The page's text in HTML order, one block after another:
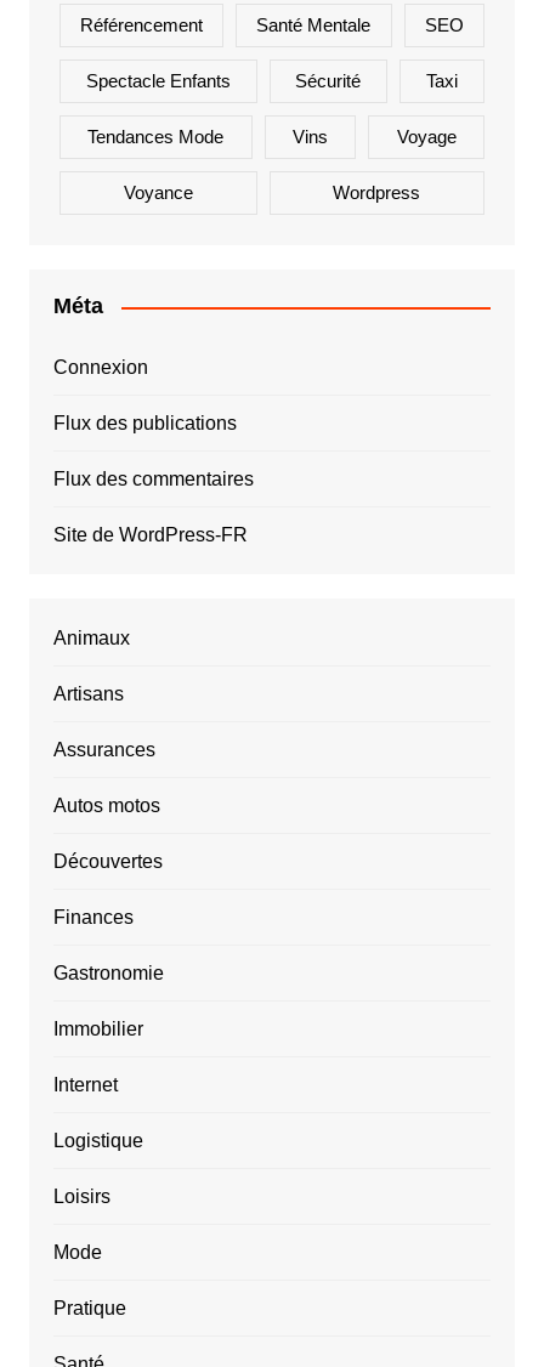
Référencement Santé Mentale SEO
Spectacle Enfants Sécurité Taxi
Tendances Mode Vins Voyage
Voyance Wordpress
Méta
Connexion
Flux des publications
Flux des commentaires
Site de WordPress-FR
Animaux
Artisans
Assurances
Autos motos
Découvertes
Finances
Gastronomie
Immobilier
Internet
Logistique
Loisirs
Mode
Pratique